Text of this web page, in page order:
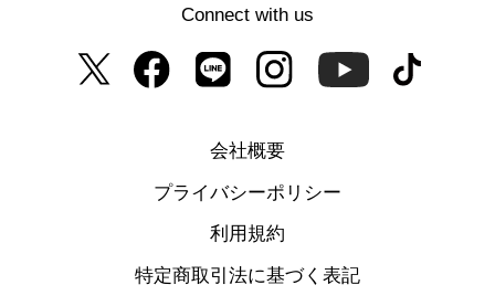
Connect with us
会社概要
プライバシーポリシー
利用規約
特定商取引法に基づく表記